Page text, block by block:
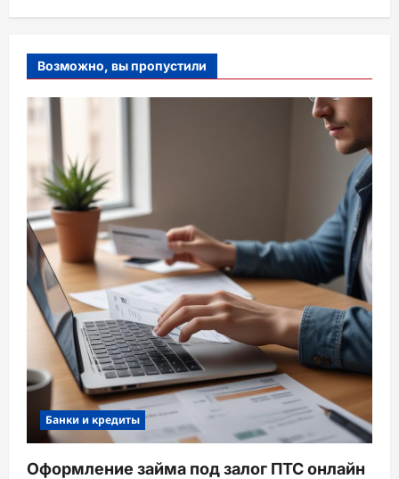
Возможно, вы пропустили
Банки и кредиты
Оформление займа под залог ПТС онлайн